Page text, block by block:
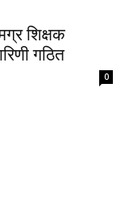
शिक्षक
गठित
0